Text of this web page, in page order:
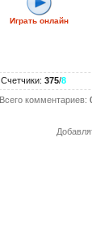
Играть онлайн
Счетчики: 375/8
Всего комментариев: